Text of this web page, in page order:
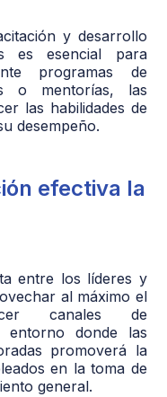
y desarrollo
es esencial para
programas de
o mentorías, las
las habilidades de
desempeño.
efectiva la
entre los líderes y
al máximo el
canales de
entorno donde las
promoverá la
en la toma de
general.